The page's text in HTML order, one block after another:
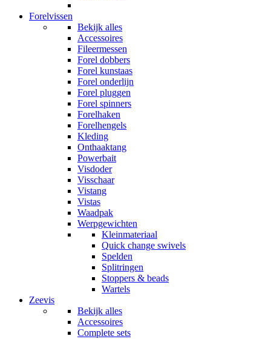
Forelvissen
Bekijk alles
Accessoires
Fileermessen
Forel dobbers
Forel kunstaas
Forel onderlijn
Forel pluggen
Forel spinners
Forelhaken
Forelhengels
Kleding
Onthaaktang
Powerbait
Visdoder
Visschaar
Vistang
Vistas
Waadpak
Werpgewichten
Kleinmateriaal
Quick change swivels
Spelden
Splitringen
Stoppers & beads
Wartels
Zeevis
Bekijk alles
Accessoires
Complete sets